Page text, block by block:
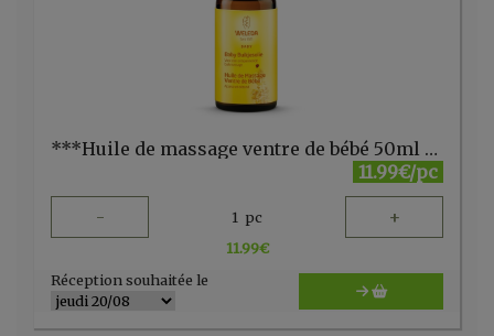
***Huile de massage ventre de bébé 50ml Weleda
11.99€/pc
- 1 pc +
11.99€
Réception souhaitée le